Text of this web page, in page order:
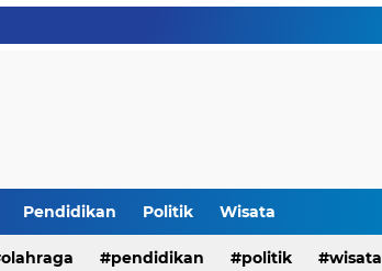
Pendidikan Politik Wisata
olahraga pendidikan politik wisata